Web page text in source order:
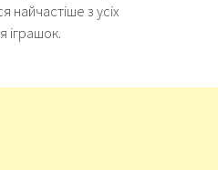
з усіх
іграшок.